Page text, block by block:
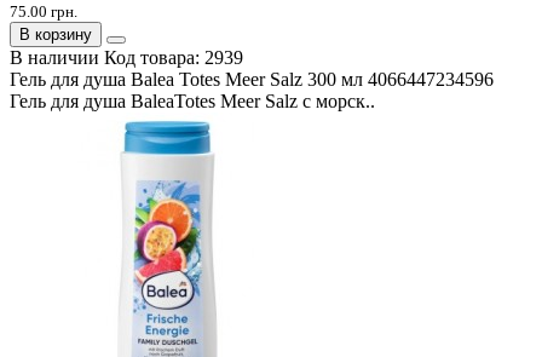
75.00 грн.
В корзину
В наличии Код товара: 2939
Гель для душа Balea Totes Meer Salz 300 мл 4066447234596
Гель для душа BaleaTotes Meer Salz с морск..